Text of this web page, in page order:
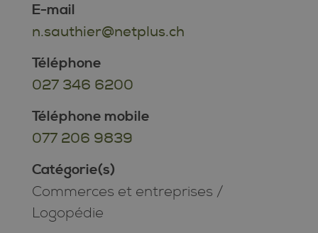
E-mail
n.sauthier@netplus.ch
Téléphone
027 346 6200
Téléphone mobile
077 206 9839
Catégorie(s)
Commerces et entreprises /
Logopédie